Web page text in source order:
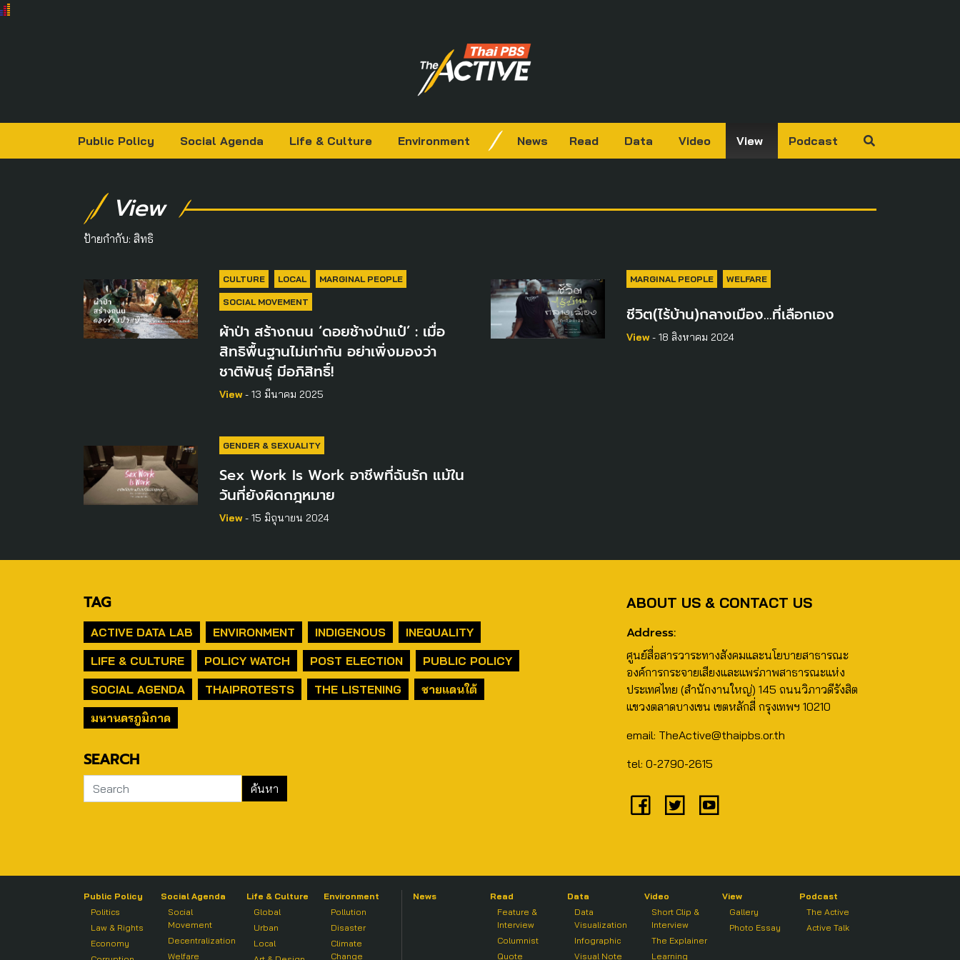
Public Policy Social Agenda Life & Culture Environment News Read Data Video View Podcast
View
ป้ายกำกับ: สิทธิ
CULTURE LOCAL MARGINAL PEOPLE
SOCIAL MOVEMENT
ผ้าป่า สร้างถนน ‘ดอยช้างป่าแป๋’ : เมื่อ
สิทธิพื้นฐานไม่เท่ากัน อย่าเพิ่งมองว่า
ชาติพันธุ์ มีอภิสิทธิ์!
View- 13 มีนาคม 2025
MARGINAL PEOPLE WELFARE
ชีวิต(ไร้บ้าน)กลางเมือง…ที่เลือกเอง
View- 18 สิงหาคม 2024
GENDER & SEXUALITY
Sex Work Is Work อาชีพที่ฉันรัก แม้ใน
วันที่ยังผิดกฎหมาย
View- 15 มิถุนายน 2024
TAG
ACTIVE DATA LAB ENVIRONMENT INDIGENOUS
INEQUALITY
LIFE & CULTURE
POLICY WATCH POST ELECTION
PUBLIC POLICY
SOCIAL AGENDA
THAIPROTESTS THE LISTENING
ชายแดนใต้
มหานครภูมิภาค
SEARCH
ABOUT US & CONTACT US
Address:
ศูนย์สื่อสารวาระทางสังคมและนโยบายสาธารณะ
องค์การกระจายเสียงและแพร่ภาพสาธารณะแห่ง
ประเทศไทย (สำนักงานใหญ่) 145 ถนนวิภาวดีรังสิต
แขวงตลาดบางเขน เขตหลักสี่ กรุงเทพฯ 10210
email: TheActive@thaipbs.or.th
tel: 0-2790-2615
Public Policy
Politics
Law & Rights
Economy
Social Agenda
Social
Movement
Decentralization
Welfare
Life & Culture
Global
Urban
Local
Environment
Pollution
Disaster
Climate
Change
News
Read
Feature &
Interview
Columnist
Quote
Data
Data
Visualization
Infographic
Visual Note
Video
Short Clip &
Interview
The Explainer
Learning
View
Gallery
Photo Essay
Podcast
The Active
Active Talk